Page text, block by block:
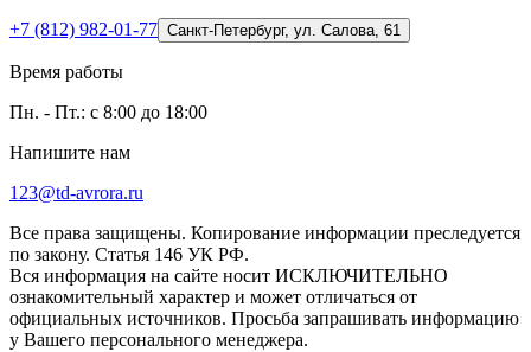
+7 (812) 982-01-77 Санкт-Петербург, ул. Салова, 61
Время работы
Пн. - Пт.: с 8:00 до 18:00
Напишите нам
123@td-avrora.ru
Все права защищены. Копирование информации преследуется
по закону. Статья 146 УК РФ.
Вся информация на сайте носит ИСКЛЮЧИТЕЛЬНО
ознакомительный характер и может отличаться от
официальных источников. Просьба запрашивать информацию
у Вашего персонального менеджера.